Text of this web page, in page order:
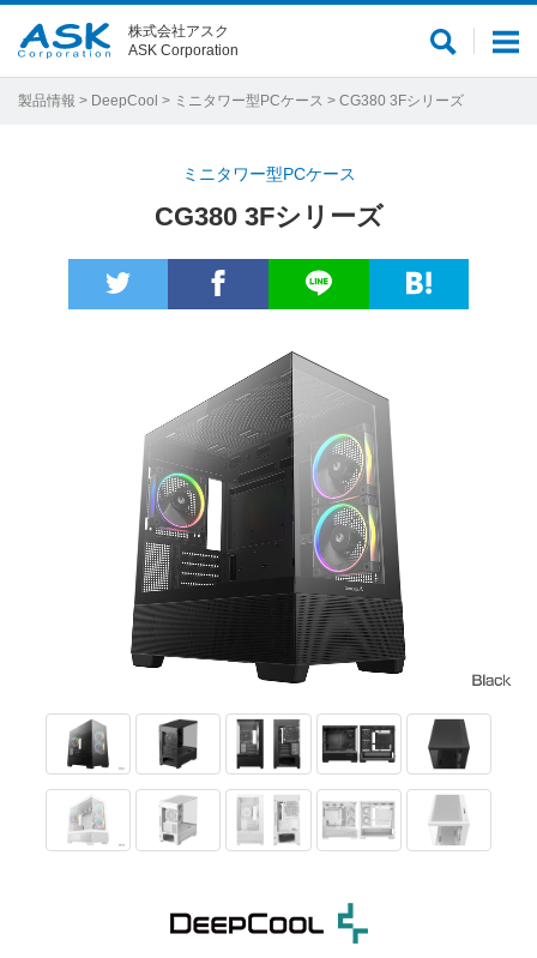
メ
サ
ト
株式会社アスク
ASK Corporation
製品情報 > DeepCool > ミニタワー型PCケース > CG380 3Fシリーズ
ミニタワー型PCケース
CG380 3Fシリーズ